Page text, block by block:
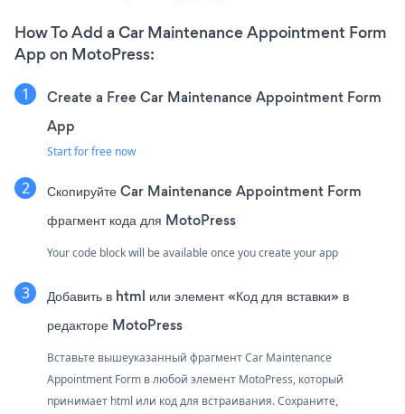
How To Add a Car Maintenance Appointment Form
App on MotoPress:
Create a Free Car Maintenance Appointment Form
App
Start for free now
Скопируйте Car Maintenance Appointment Form
фрагмент кода для MotoPress
Your code block will be available once you create your app
Добавить в html или элемент «Код для вставки» в
редакторе MotoPress
Вставьте вышеуказанный фрагмент Car Maintenance
Appointment Form в любой элемент MotoPress, который
принимает html или код для встраивания. Сохраните,